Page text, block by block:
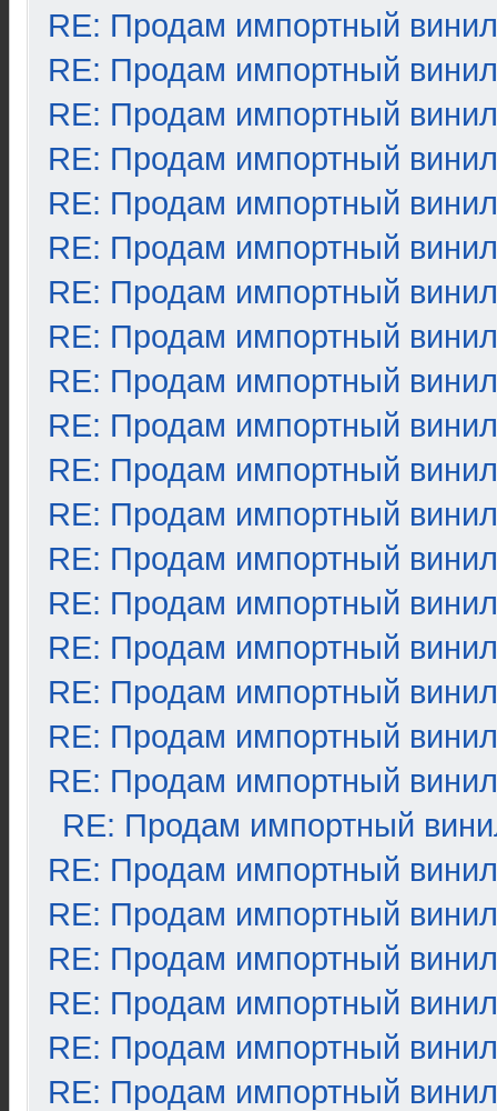
RE: Продам импортный винил
RE: Продам импортный винил
RE: Продам импортный винил
RE: Продам импортный винил
RE: Продам импортный винил
RE: Продам импортный винил
RE: Продам импортный винил
RE: Продам импортный винил
RE: Продам импортный винил
RE: Продам импортный винил
RE: Продам импортный винил
RE: Продам импортный винил
RE: Продам импортный винил
RE: Продам импортный винил
RE: Продам импортный винил
RE: Продам импортный винил
RE: Продам импортный винил
RE: Продам импортный винил
RE: Продам импортный
RE: Продам импортный винил
RE: Продам импортный винил
RE: Продам импортный винил
RE: Продам импортный винил
RE: Продам импортный винил
RE: Продам импортный винил